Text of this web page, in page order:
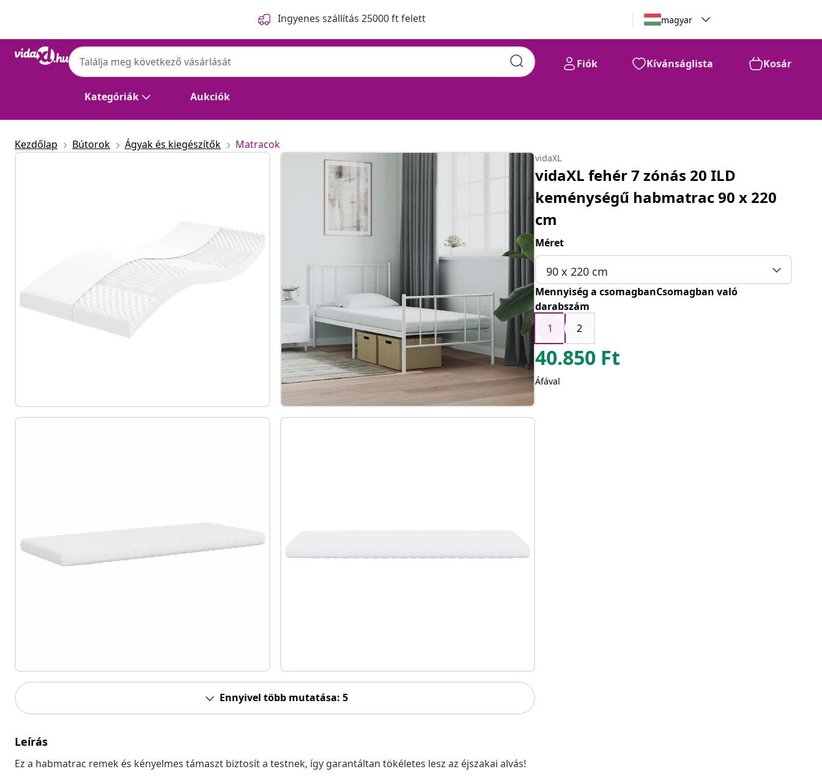
Ingyenes szállítás 25000 ft felett magyar
Kategóriák Aukciók
Fiók Kívánságlista Kosár
Kezdőlap Bútorok Ágyak és kiegészítők Matracok
Ennyivel több mutatása: 5
Leírás
Ez a habmatrac remek és kényelmes támaszt biztosít a testnek, így garantáltan tökéletes lesz az éjszakai alvás!
vidaXL
vidaXL fehér 7 zónás 20 ILD
keménységű habmatrac 90 x 220
cm
Méret
90 x 220 cm
Mennyiség a csomagbanCsomagban való
darabszám
1
2
40.850 Ft
Áfával